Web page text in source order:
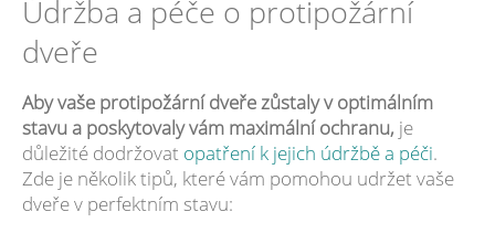
Údržba a péče o protipožární
dveře
Aby vaše protipožární dveře zůstaly v optimálním
stavu a poskytovaly vám maximální ochranu, je
důležité dodržovat opatření k jejich údržbě a péči.
Zde je několik tipů, které vám pomohou udržet vaše
dveře v perfektním stavu: